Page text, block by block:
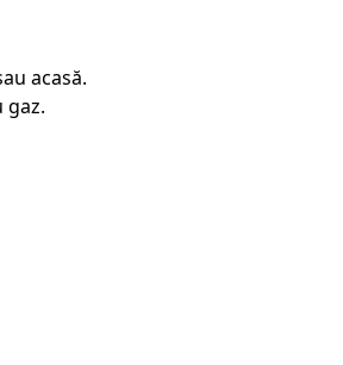
acasă.
gaz.